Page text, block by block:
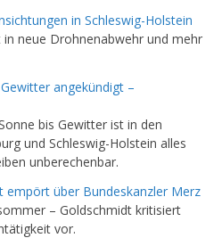
in Schleswig-Holstein
neue Drohnenabwehr und mehr
angekündigt –
bis Gewitter ist in den
und Schleswig-Holstein alles
unberechenbar.
über Bundeskanzler Merz
– Goldschmidt kritisiert
vor.